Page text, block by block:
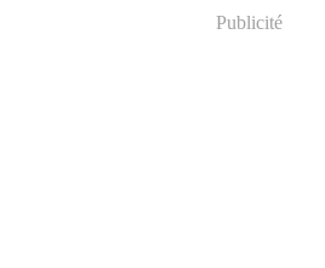
Publicité